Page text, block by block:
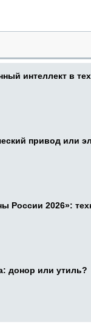
интеллект в
привод или
России 2026»:
донор или утиль?